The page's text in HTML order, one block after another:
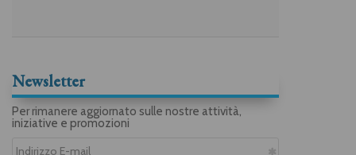
Newsletter
Per rimanere aggiornato sulle nostre attività,
iniziative e promozioni